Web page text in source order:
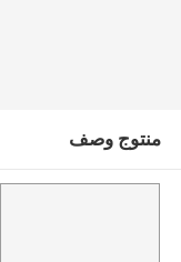
منتوج وصف